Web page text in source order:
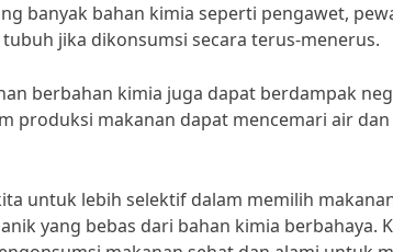
banyak bahan kimia seperti pengawet,
jika dikonsumsi secara terus-menerus.
berbahan kimia juga dapat berdampak
produksi makanan dapat mencemari air
untuk lebih selektif dalam memilih
yang bebas dari bahan kimia berbahaya.